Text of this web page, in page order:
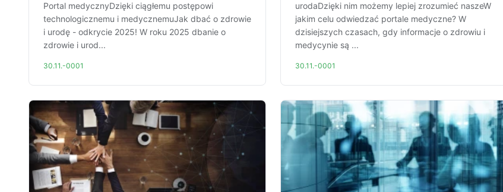
Portal medycznyDzięki ciągłemu postępowi
technologicznemu i medycznemuJak dbać o zdrowie
i urodę - odkrycie 2025! W roku 2025 dbanie o
zdrowie i urod...
30.11.-0001
urodaDzięki nim możemy lepiej zrozumieć naszeW
jakim celu odwiedzać portale medyczne? W
dzisiejszych czasach, gdy informacje o zdrowiu i
medycynie są ...
30.11.-0001